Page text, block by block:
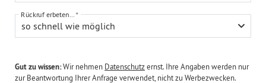
so schnell wie möglich
Rückruf erbeten...
Gut zu wissen:Wir nehmen Datenschutzernst. Ihre Angaben werden nur
zur Beantwortung Ihrer Anfrage verwendet, nicht zu Werbezwecken.